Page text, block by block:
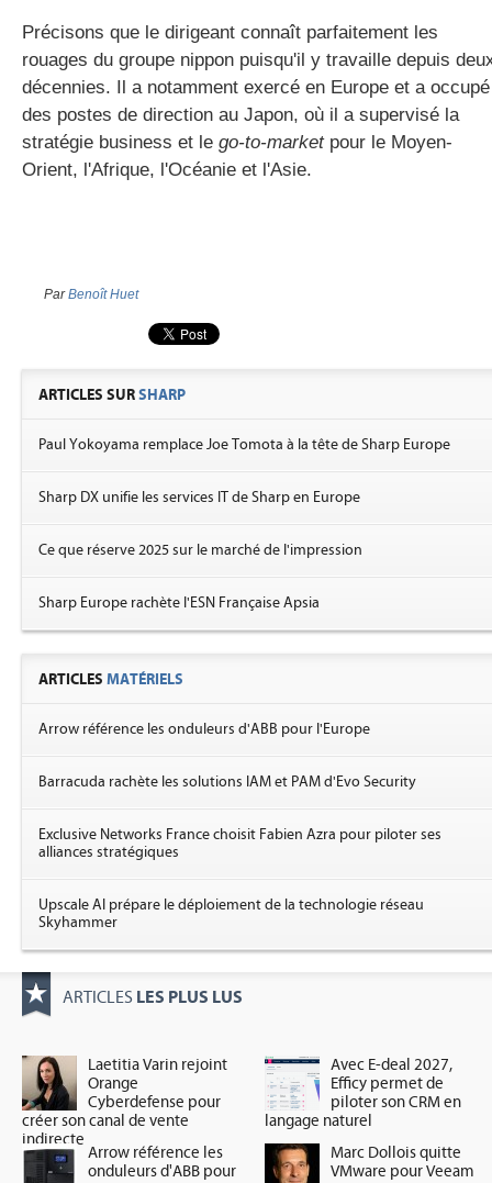
Précisons que le dirigeant connaît parfaitement les
rouages du groupe nippon puisqu'il y travaille depuis
décennies. Il a notamment exercé en Europe et a occupé
des postes de direction au Japon, où il a supervisé la
stratégie business et le go-to-marketpour le Moyen-
Orient, l'Afrique, l'Océanie et l'Asie.
ParBenoît Huet
ARTICLES SURSHARP
Paul Yokoyama remplace Joe Tomota à la tête de Sharp Europe
Sharp DX unifie les services IT de Sharp en Europe
Ce que réserve 2025 sur le marché de l'impression
Sharp Europe rachète l'ESN Française Apsia
ARTICLES MATÉRIELS
Arrow référence les onduleurs d'ABB pour l'Europe
Barracuda rachète les solutions IAM et PAM d'Evo Security
Exclusive Networks France choisit Fabien Azra pour piloter ses
alliances stratégiques
Upscale AI prépare le déploiement de la technologie réseau
Skyhammer
ARTICLES LES PLUS LUS
Laetitia Varin rejoint
Orange
Cyberdefense pour
créer son canal de vente
indirecte
Avec E-deal 2027,
Efficy permet de
piloter son CRM en
langage naturel
Arrow référence les
onduleurs d'ABB pour
Marc Dollois quitte
VMware pour Veeam